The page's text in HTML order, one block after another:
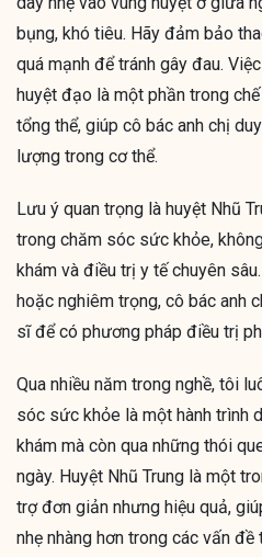
bụng, khó tiêu. Hãy đảm bảo
quá mạnh để tránh gây đau.
huyệt đạo là một phần trong
tổng thể, giúp cô bác anh chị
lượng trong cơ thể.
Lưu ý quan trọng là huyệt Nhũ
trong chăm sóc sức khỏe,
khám và điều trị y tế chuyên
hoặc nghiêm trọng, cô bác anh
sĩ để có phương pháp điều trị
Qua nhiều năm trong nghề, tôi
sóc sức khỏe là một hành trình
khám mà còn qua những thói
ngày. Huyệt Nhũ Trung là một
trợ đơn giản nhưng hiệu quả,
nhẹ nhàng hơn trong các vấn